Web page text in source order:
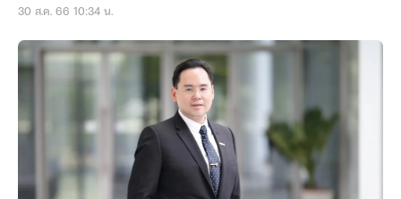
30 ส.ค. 66 10:34 น.